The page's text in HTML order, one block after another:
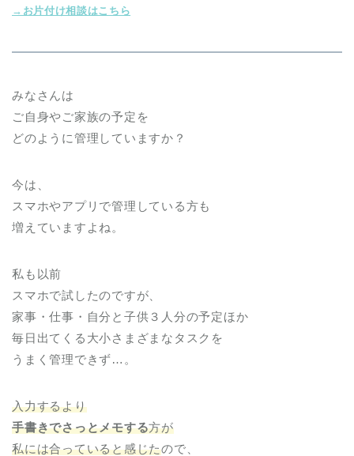
→お片付け相談はこちら
みなさんは
ご自身やご家族の予定を
どのように管理していますか？
今は、
スマホやアプリで管理している方も
増えていますよね。
私も以前
スマホで試したのですが、
家事・仕事・自分と子供３人分の予定ほか
毎日出てくる大小さまざまなタスクを
うまく管理できず…。
入力するより
手書きでさっとメモする方が
私には合っていると感じたので、